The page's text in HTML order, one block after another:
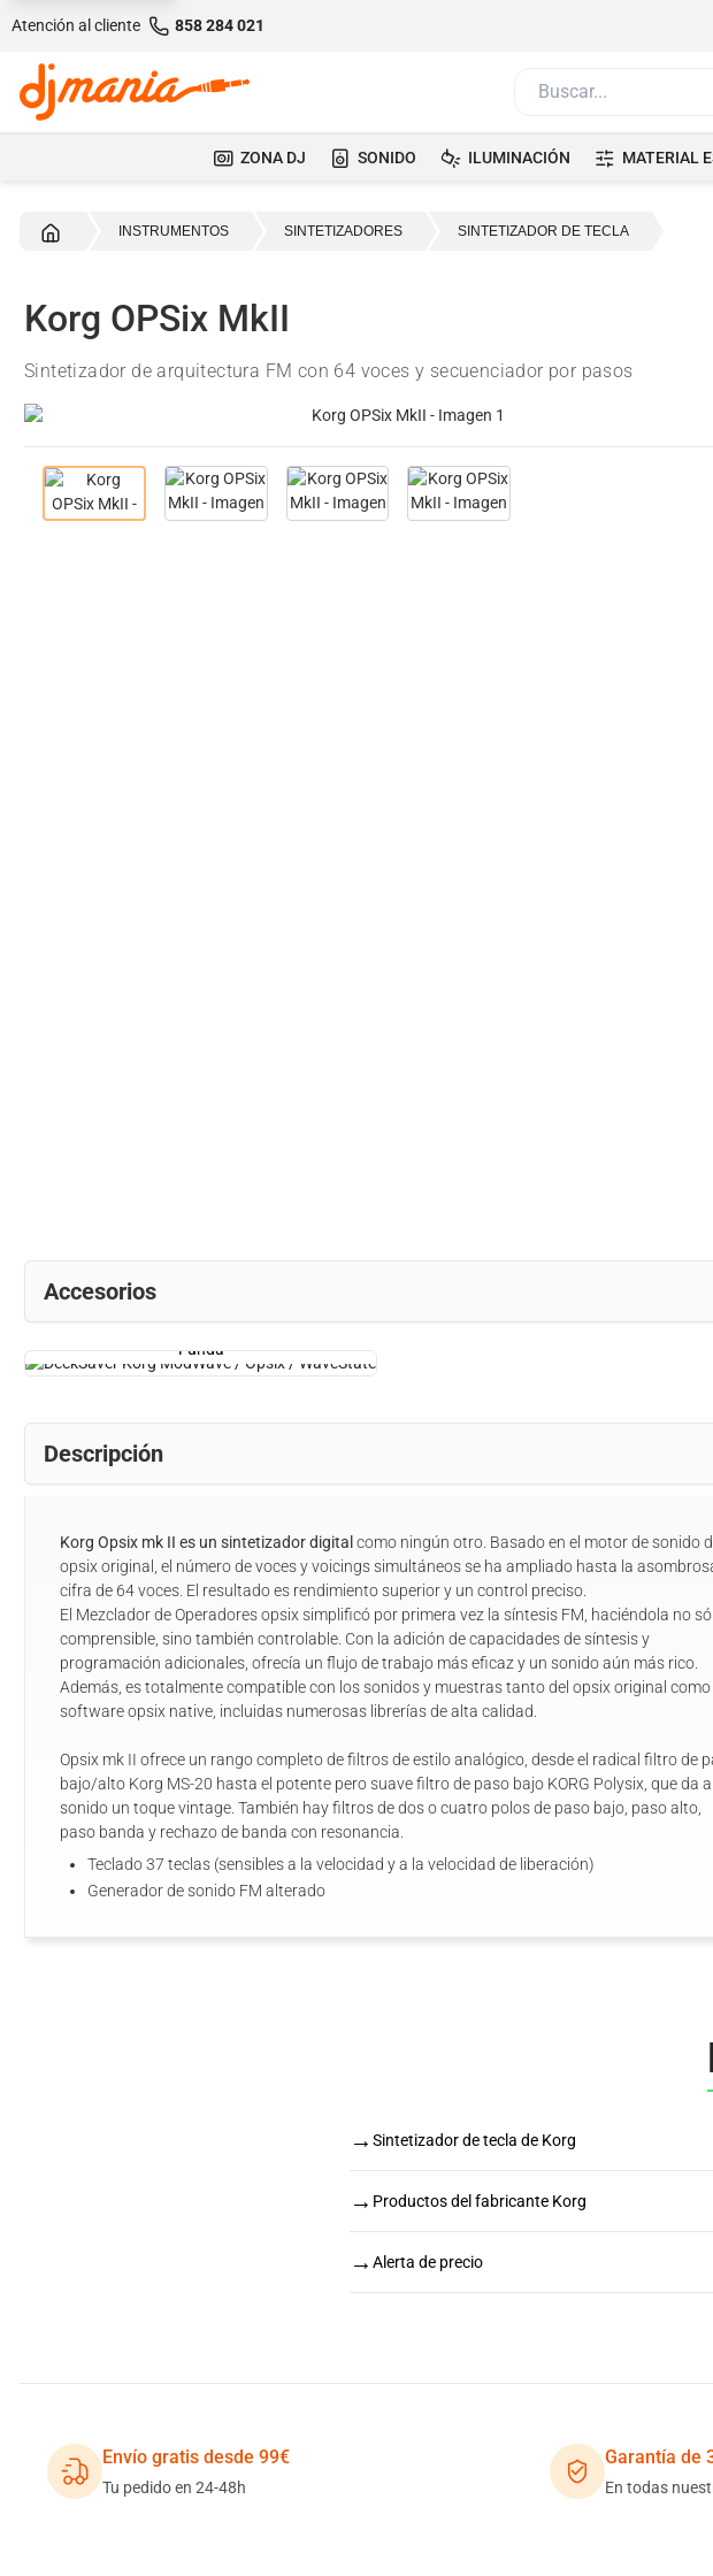
Atención al cliente 858 284 021
ZONA DJ SONIDO ILUMINACIÓN MATERIAL
INSTRUMENTOS SINTETIZADORES SINTETIZADOR DE TECLA
Korg OPSix MkII
Sintetizador de arquitectura FM con 64 voces y secuenciador por pasos
Accesorios
Funda
Descripción
Korg Opsix mk II es un sintetizador digital como ningún otro. Basado en el motor de sonido
opsix original, el número de voces y voicings simultáneos se ha ampliado hasta la
cifra de 64 voces. El resultado es rendimiento superior y un control preciso.
El Mezclador de Operadores opsix simplificó por primera vez la síntesis FM, haciéndola no
comprensible, sino también controlable. Con la adición de capacidades de síntesis y
programación adicionales, ofrecía un flujo de trabajo más eficaz y un sonido aún más rico.
Además, es totalmente compatible con los sonidos y muestras tanto del opsix original como
software opsix native, incluidas numerosas librerías de alta calidad.
Opsix mk II ofrece un rango completo de filtros de estilo analógico, desde el radical filtro de
bajo/alto Korg MS-20 hasta el potente pero suave filtro de paso bajo KORG Polysix, que da
sonido un toque vintage. También hay filtros de dos o cuatro polos de paso bajo, paso alto,
paso banda y rechazo de banda con resonancia.
Teclado 37 teclas (sensibles a la velocidad y a la velocidad de liberación)
Generador de sonido FM alterado
→ Sintetizador de tecla de Korg
→ Productos del fabricante Korg
→ Alerta de precio
Envío gratis desde 99€
Tu pedido en 24-48h
Garantía de
En todas